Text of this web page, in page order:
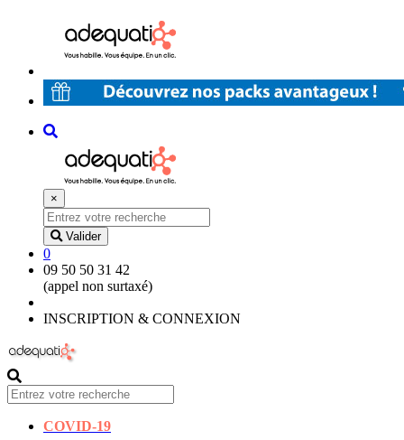
×
Valider
0
09 50 50 31 42
(appel non surtaxé)
INSCRIPTION & CONNEXION
COVID-19